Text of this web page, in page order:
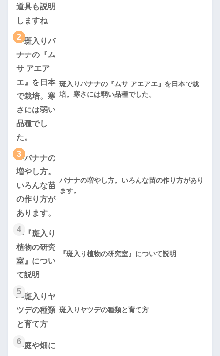
2
斑入りバナナの『ムサ アエアエ』を日本で栽
培。寒さには弱い品種でした。
3
バナナの増やし方。いろんな苗の作り方があり
ます。
4
『斑入り植物の研究室』について説明
5
斑入りヤツデの種類と育て方
6